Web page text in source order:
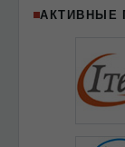
АКТИВНЫЕ